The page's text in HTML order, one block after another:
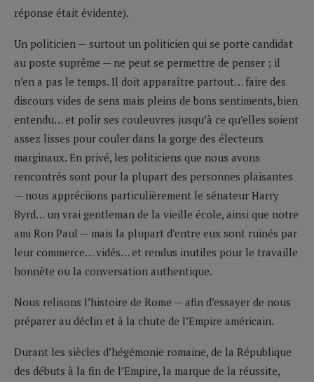
réponse était évidente).
Un politicien — surtout un politicien qui se porte candidat
au poste suprême — ne peut se permettre de penser ; il
n’en a pas le temps. Il doit apparaître partout… faire des
discours vides de sens mais pleins de bons sentiments, bien
entendu… et polir ses couleuvres jusqu’à ce qu’elles soient
assez lisses pour couler dans la gorge des électeurs
marginaux. En privé, les politiciens que nous avons
rencontrés sont pour la plupart des personnes plaisantes
— nous appréciions particulièrement le sénateur Harry
Byrd… un vrai gentleman de la vieille école, ainsi que notre
ami Ron Paul — mais la plupart d’entre eux sont ruinés par
leur commerce… vidés… et rendus inutiles pour le travaille
honnête ou la conversation authentique.
Nous relisons l’histoire de Rome — afin d’essayer de nous
préparer au déclin et à la chute de l’Empire américain.
Durant les siècles d’hégémonie romaine, de la République
des débuts à la fin de l’Empire, la marque de la réussite,